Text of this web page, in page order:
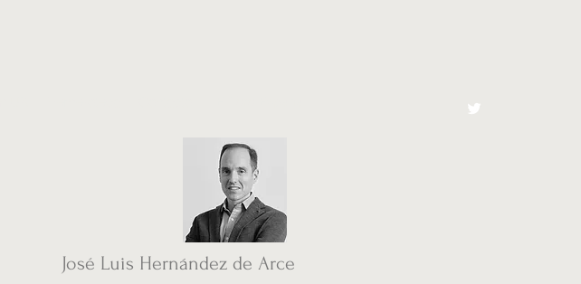
José Luis Hernández de Arce